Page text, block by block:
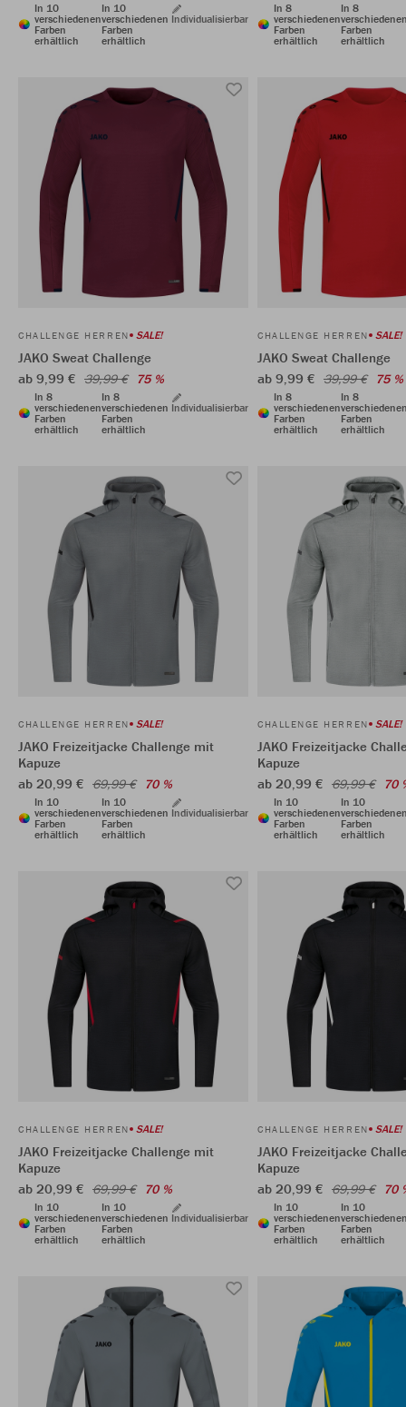
In 10
verschiedenen
Farben
erhältlich
In 10
verschiedenen
Farben
erhältlich
Individualisierbar
In 8
verschiedenen
Farben
erhältlich
In 8
Farben
erhältlich
CHALLENGE HERREN SALE!
JAKO Sweat Challenge
ab 9,99 € 39,99 € 75 %
In 8
verschiedenen
Farben
erhältlich
In 8
verschiedenen
Farben
erhältlich
Individualisierbar
CHALLENGE HERREN SALE!
JAKO Sweat Challenge
ab 9,99 € 39,99 € 75 %
In 8
verschiedenen
Farben
erhältlich
In 8
Farben
erhältlich
CHALLENGE HERREN SALE!
JAKO Freizeitjacke Challenge mit
Kapuze
ab 20,99 € 69,99 € 70 %
In 10
verschiedenen
Farben
erhältlich
In 10
verschiedenen
Farben
erhältlich
Individualisierbar
CHALLENGE HERREN SALE!
JAKO Freizeitjacke
Kapuze
ab 20,99 € 69,99 € 70
In 10
verschiedenen
Farben
erhältlich
In 10
Farben
erhältlich
CHALLENGE HERREN SALE!
JAKO Freizeitjacke Challenge mit
Kapuze
ab 20,99 € 69,99 € 70 %
In 10
verschiedenen
Farben
erhältlich
In 10
verschiedenen
Farben
erhältlich
Individualisierbar
CHALLENGE HERREN SALE!
JAKO Freizeitjacke
Kapuze
ab 20,99 € 69,99 € 70
In 10
verschiedenen
Farben
erhältlich
In 10
Farben
erhältlich